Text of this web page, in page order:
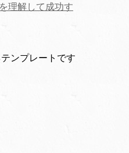
理解して成功す
ンプレートです